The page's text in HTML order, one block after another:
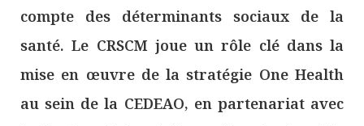
compte des déterminants sociaux de la
santé. Le CRSCM joue un rôle clé dans la
mise en œuvre de la stratégie One Health
au sein de la CEDEAO, en partenariat avec